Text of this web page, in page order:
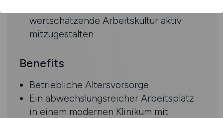
wertschätzende Arbeitskultur aktiv
mitzugestalten
Benefits
Betriebliche Altersvorsorge
Ein abwechslungsreicher Arbeitsplatz
in einem modernen Klinikum mit